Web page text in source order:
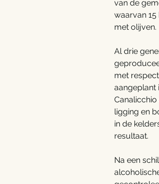
van de
waarvan
met olijven.
Al drie
met
aangeplant
ligging en
in de
resultaat.
Na een